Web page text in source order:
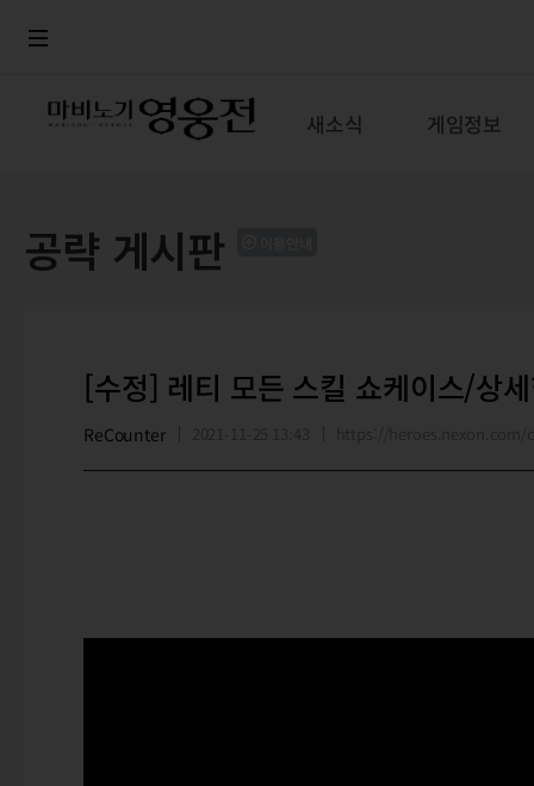
새소식 게임정보
공략 게시판
[수정] 레티 모든 스킬 쇼케이스/상
ReCounter